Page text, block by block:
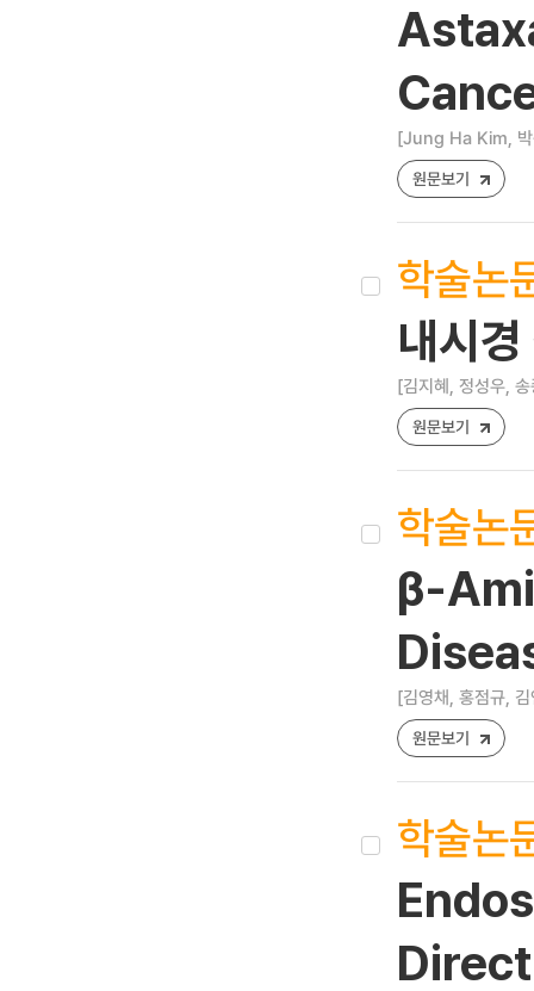
[Jung Ha Kim, 박
원문보기
학술논
내시
[김지혜, 정성우,
원문보기
학술논
β-
[김영채, 홍점규,
원문보기
학술논